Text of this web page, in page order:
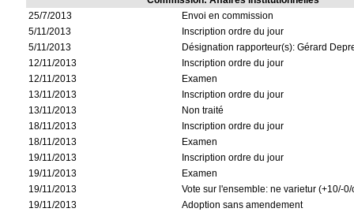
25/7/2013
Envoi en commission
5/11/2013
Inscription ordre du jour
5/11/2013
Désignation rapporteur(s): Gérard
12/11/2013
Inscription ordre du jour
12/11/2013
Examen
13/11/2013
Inscription ordre du jour
13/11/2013
Non traité
18/11/2013
Inscription ordre du jour
18/11/2013
Examen
19/11/2013
Inscription ordre du jour
19/11/2013
Examen
19/11/2013
Vote sur l'ensemble: ne varietur (+10/-
19/11/2013
Adoption sans amendement